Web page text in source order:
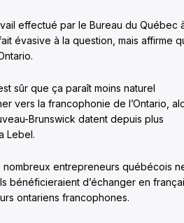
effectué par le Bureau du Québec
évasive à la question, mais affirme
sûr que ça paraît moins naturel
vers la francophonie de l’Ontario,
Brunswick datent depuis plus
Lebel.
entrepreneurs québécois
bénéficieraient d’échanger en
ontariens francophones.